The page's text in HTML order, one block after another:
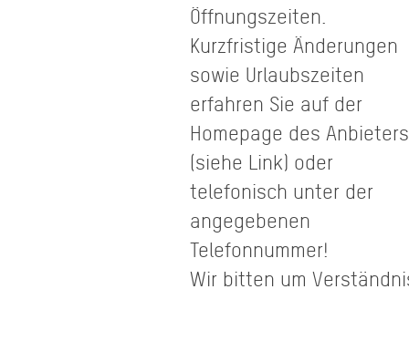
Öffnungszeiten.
Kurzfristige Änderungen
sowie Urlaubszeiten
erfahren Sie auf der
Homepage des Anbieters
(siehe Link) oder
telefonisch unter der
angegebenen
Telefonnummer!
Wir bitten um